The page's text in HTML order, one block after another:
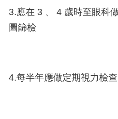
3.應在 3 、 4 歲時至眼科
圖篩檢
4.每半年應做定期視力檢查